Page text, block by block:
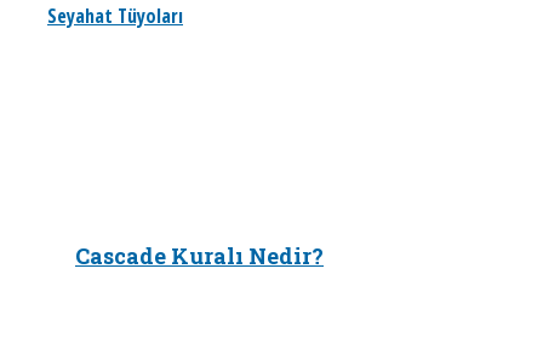
Seyahat Tüyoları
Cascade Kuralı Nedir?